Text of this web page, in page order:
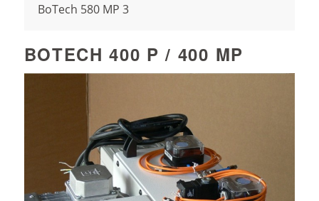
BoTech 580 MP 3
BOTECH 400 P / 400 MP